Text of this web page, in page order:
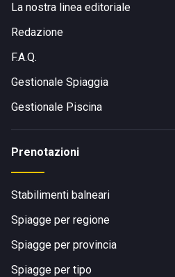
La nostra linea editoriale
Redazione
F.A.Q.
Gestionale Spiaggia
Gestionale Piscina
Prenotazioni
Stabilimenti balneari
Spiagge per regione
Spiagge per provincia
Spiagge per tipo